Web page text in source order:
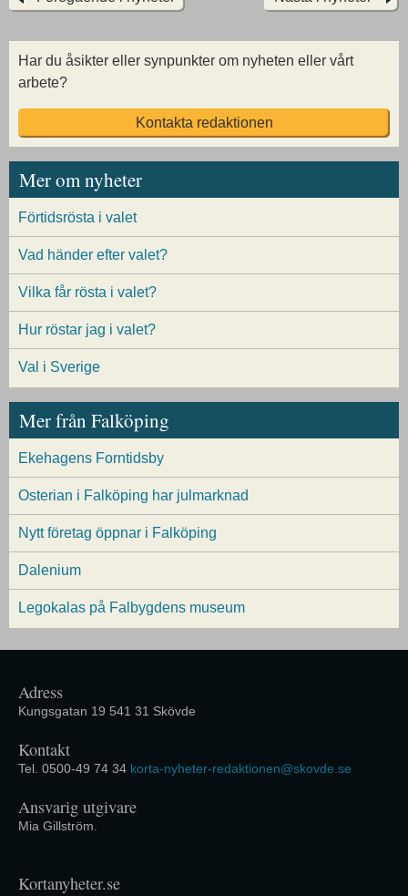
Har du åsikter eller synpunkter om nyheten eller vårt
arbete?
Kontakta redaktionen
Mer om nyheter
Förtidsrösta i valet
Vad händer efter valet?
Vilka får rösta i valet?
Hur röstar jag i valet?
Val i Sverige
Mer från Falköping
Ekehagens Forntidsby
Osterian i Falköping har julmarknad
Nytt företag öppnar i Falköping
Dalenium
Legokalas på Falbygdens museum
Adress
Kungsgatan 19 541 31 Skövde
Kontakt
Tel. 0500-49 74 34 korta-nyheter-redaktionen@skovde.se
Ansvarig utgivare
Mia Gillström.
Kortanyheter.se